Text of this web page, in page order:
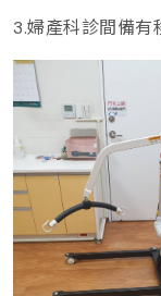
3.婦產科診間備有